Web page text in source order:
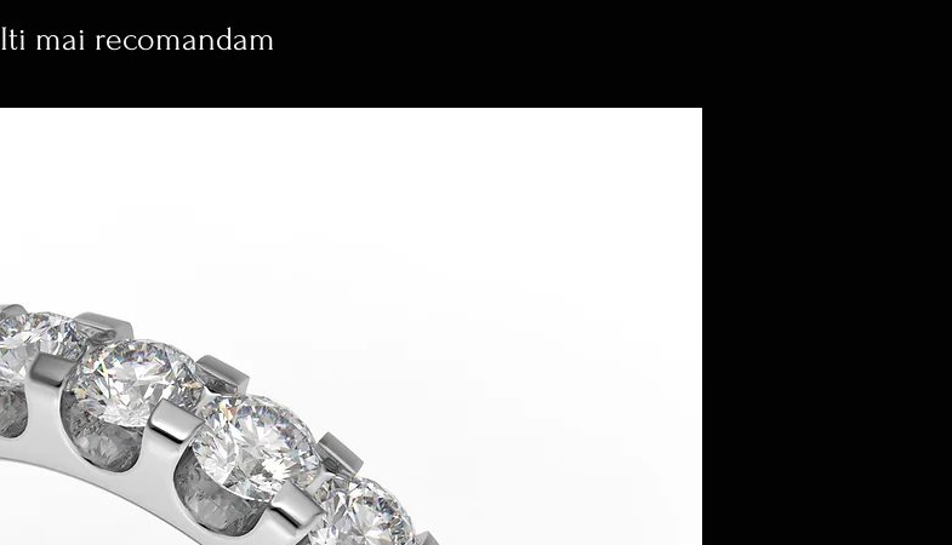
Termen de executie este intre 10-20 zile lucratoare.
0264598419 sau pe mail :
Iti mai recomandam